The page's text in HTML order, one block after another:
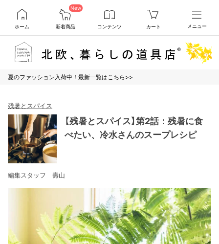
ホーム
New
新着商品 コンテンツ カート メニュー
夏のファッション入荷中！最新一覧はこちら>>
残暑とスパイス
【残暑とスパイス】第2話：残暑に食
べたい、冷水さんのスープレシピ
編集スタッフ 壽山